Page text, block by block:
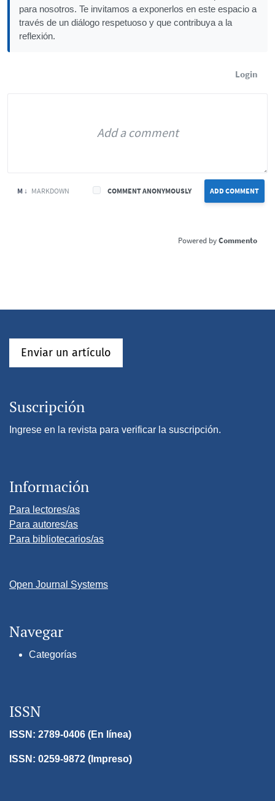
para nosotros. Te invitamos a exponerlos en este espacio a
través de un diálogo respetuoso y que contribuya a la
reflexión.
Login
ADD COMMENT
COMMENT ANONYMOUSLY
M ↓ MARKDOWN
Commento
Enviar un artículo
Suscripción
Ingrese en la revista para verificar la suscripción.
Información
Para lectores/as
Para autores/as
Para bibliotecarios/as
Open Journal Systems
Navegar
Categorías
ISSN
ISSN: 2789-0406 (En línea)
ISSN: 0259-9872 (Impreso)